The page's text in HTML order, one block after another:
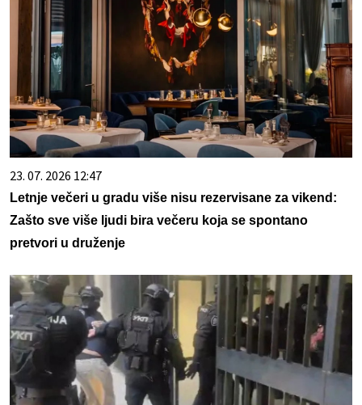
23. 07. 2026 12:47
Letnje večeri u gradu više nisu rezervisane za vikend:
Zašto sve više ljudi bira večeru koja se spontano
pretvori u druženje